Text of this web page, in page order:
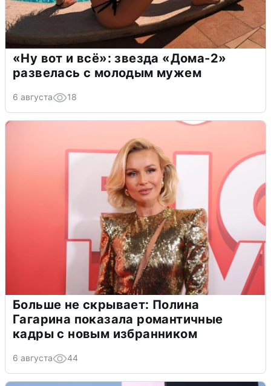
«Ну вот и всё»: звезда «Дома-2»
развелась с молодым мужем
6 августа 18
Больше не скрывает: Полина
Гагарина показала романтичные
кадры с новым избранником
6 августа 44